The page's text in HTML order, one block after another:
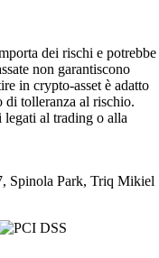
dei rischi e potrebbe
non garantiscono
in crypto-asset è adatto
di tolleranza al rischio.
al trading o alla
Spinola Park, Triq Mikiel